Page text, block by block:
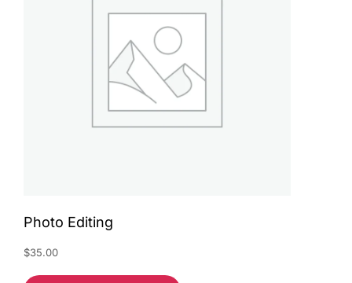
Photo Editing
$35.00